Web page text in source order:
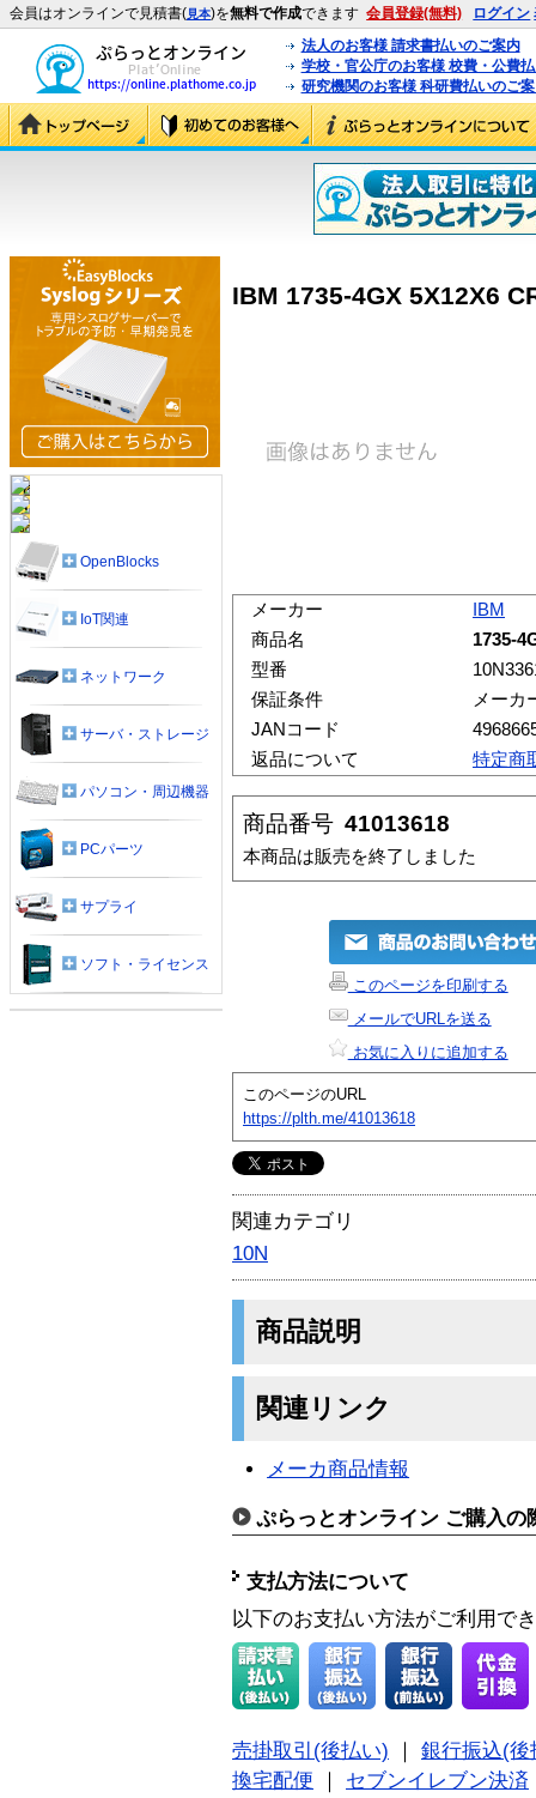
会員はオンラインで見積書(見本)を無料で作成できます 会員登録(無料) ログイン
法人のお客様 請求書払いのご案内
学校・官公庁のお客様 校費・公費
研究機関のお客様 科研費払いのご
IBM 1735-4GX 5X12X6
メーカー
IBM
商品名
1735-
型番
保証条件
メーカ
JANコード
返品について
特定商
商品番号 41013618
本商品は販売を終了しました
このページを印刷する
メールでURLを送る
お気に入りに追加する
このページのURL
https://plth.me/41013618
関連カテゴリ
10N
商品説明
関連リンク
メーカ商品情報
ぷらっとオンライン ご購入の
支払方法について
以下のお支払い方法がご利用で
売掛取引(後払い)
銀行振込(後
換宅配便
セブンイレブン決済
OpenBlocks
IoT関連
ネットワーク
サーバ・ストレージ
パソコン・周辺機器
PCパーツ
サプライ
ソフト・ライセンス